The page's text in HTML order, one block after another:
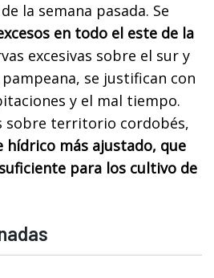
de la semana pasada. Se
en todo el este de la
excesivas sobre el sur y
, se justifican con
y el mal tiempo.
sobre territorio cordobés,
hídrico más ajustado, que
para los cultivo de